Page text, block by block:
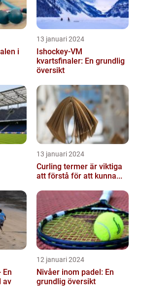
i
13 januari 2024
Ishockey-VM
kvartsfinaler: En grundlig
översikt
13 januari 2024
Curling termer är viktiga
att förstå för att kunna...
En
av
12 januari 2024
Nivåer inom padel: En
grundlig översikt